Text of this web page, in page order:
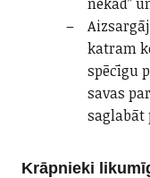
katram
spēcīgu
savas
saglabāt
Krāpnieki